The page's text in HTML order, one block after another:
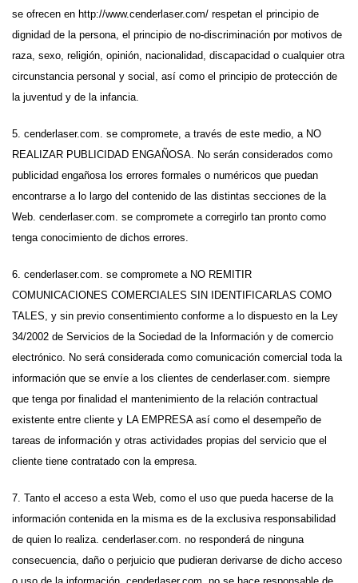
se ofrecen en http://www.cenderlaser.com/ respetan el principio de
dignidad de la persona, el principio de no-discriminación por motivos de
raza, sexo, religión, opinión, nacionalidad, discapacidad o cualquier otra
circunstancia personal y social, así como el principio de protección de
la juventud y de la infancia.
5. cenderlaser.com. se compromete, a través de este medio, a NO
REALIZAR PUBLICIDAD ENGAÑOSA. No serán considerados como
publicidad engañosa los errores formales o numéricos que puedan
encontrarse a lo largo del contenido de las distintas secciones de la
Web. cenderlaser.com. se compromete a corregirlo tan pronto como
tenga conocimiento de dichos errores.
6. cenderlaser.com. se compromete a NO REMITIR
COMUNICACIONES COMERCIALES SIN IDENTIFICARLAS COMO
TALES, y sin previo consentimiento conforme a lo dispuesto en la Ley
34/2002 de Servicios de la Sociedad de la Información y de comercio
electrónico. No será considerada como comunicación comercial toda la
información que se envíe a los clientes de cenderlaser.com. siempre
que tenga por finalidad el mantenimiento de la relación contractual
existente entre cliente y LA EMPRESA así como el desempeño de
tareas de información y otras actividades propias del servicio que el
cliente tiene contratado con la empresa.
7. Tanto el acceso a esta Web, como el uso que pueda hacerse de la
información contenida en la misma es de la exclusiva responsabilidad
de quien lo realiza. cenderlaser.com. no responderá de ninguna
consecuencia, daño o perjuicio que pudieran derivarse de dicho acceso